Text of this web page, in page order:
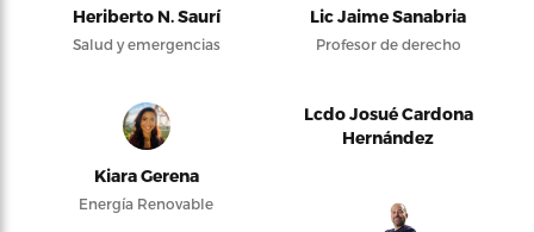
Heriberto N. Saurí
Salud y emergencias
Lic Jaime Sanabria
Profesor de derecho
Kiara Gerena
Energía Renovable
Lcdo Josué Cardona
Hernández